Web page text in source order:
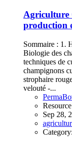
Agriculture
production
Sommaire : 1.
Biologie des
techniques de
champignons
strophaire
velouté -...
Resource
Sep 28,
Category: